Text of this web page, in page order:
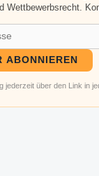
Wettbewerbsrecht.
ABONNIEREN
jederzeit über den Link in